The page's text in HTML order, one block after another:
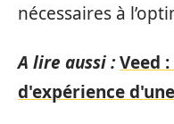
nécessaires à
A lire aussi :Veed
d'expérience